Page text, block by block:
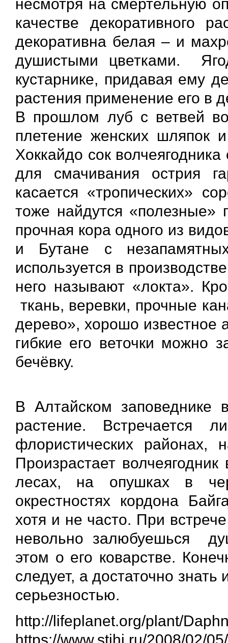
несмотря на смертельную
качестве декоративного
декоративна белая – и
душистыми цветками.
кустарнике, придавая ему
растения применение его в
В прошлом луб с ветвей
плетение женских шляпок
Хоккайдо сок
для смачивания острия
касается «тропических»
тоже найдутся
прочная кора одного из
и Бутане с
используется в
него называют «локта».
ткань, веревки, прочные
дерево», хорошо известное
гибкие его веточки можно
бечёвку.
В Алтайском заповеднике
растение. Встречается
флористических
Произрастает
лесах, на опушках в
окрестностях кордона
хотя и не часто. При
невольно залюбуешься
этом о его коварстве.
следует, а достаточно
серьезностью.
http://lifeplanet.org/plant/